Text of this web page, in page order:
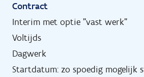
Contract
Interim met optie "vast werk"
Voltijds
Dagwerk
Startdatum: zo spoedig mogelijk